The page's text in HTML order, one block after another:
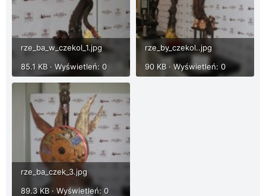
rze_ba_w_czekol_1.jpg
85.1 KB · Wyświetleń: 0
rze_by_czekol..jpg
90 KB · Wyświetleń: 0
rze_ba_czek_3.jpg
89.3 KB · Wyświetleń: 0